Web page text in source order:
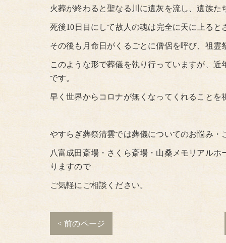
火葬が終わると聖なる川に遺灰を流し、遺族
死後10日目にして故人の魂は完全に天に上ると
その後も月命日がくるごとに僧侶を呼び、祖
このような形で葬儀を執り行っていますが、
です。
早く世界からコロナが無くなってくれることを
やすらぎ葬祭清雲では葬儀についてのお悩み・
八富成田斎場・さくら斎場・山桑メモリアル
りますので
ご気軽にご相談ください。
< 前のページ